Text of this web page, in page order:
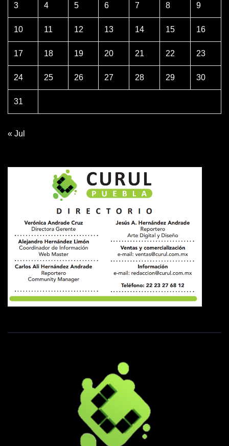
3 4 5 6 7 8 9
10 11 12 13 14 15 16
17 18 19 20 21 22 23
24 25 26 27 28 29 30
31
« Jul